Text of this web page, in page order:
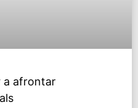
a afrontar